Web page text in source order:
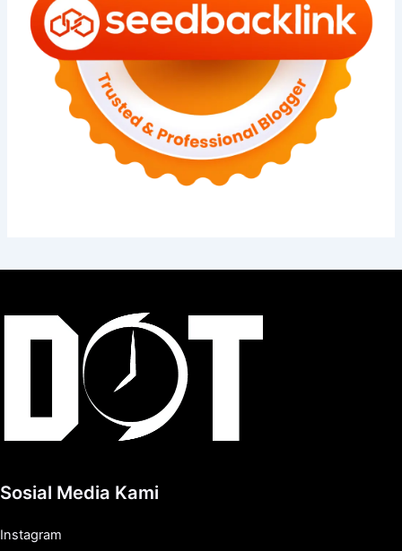
Sosial Media Kami
Instagram